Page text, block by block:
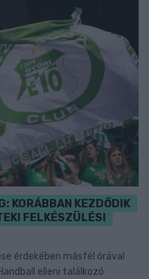
KORÁBBAN KEZDŐDIK
FELKÉSZÜLÉSI
érdekében másfél órával
elleni találkozó